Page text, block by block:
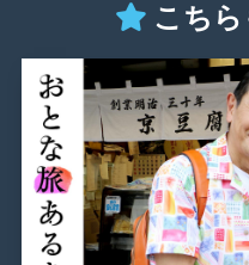
こちら